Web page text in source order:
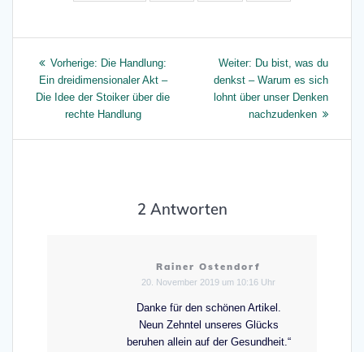
Beitragsnavigation
Vorherige: Vorheriger
Beitrag:
Die Handlung:
Ein dreidimensionaler Akt –
Die Idee der Stoiker über die
rechte Handlung
Weiter: Nächster
Beitrag:
Du bist, was du
denkst – Warum es sich
lohnt über unser Denken
nachzudenken
2 Antworten
Rainer Ostendorf
20. November 2019 um 10:16 Uhr
Danke für den schönen Artikel.
Neun Zehntel unseres Glücks
beruhen allein auf der Gesundheit.“